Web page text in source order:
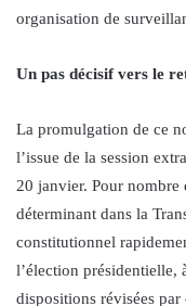
organisation de
Un pas décisif vers le
La promulgation de ce
l’issue de la session
20 janvier. Pour nombre
déterminant dans la
constitutionnel
l’élection présidentielle,
dispositions révisées par